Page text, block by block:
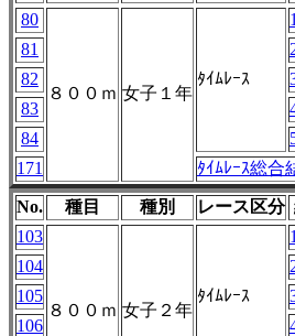
80
８００ｍ 女子１年
ﾀｲﾑﾚｰｽ
81
82
83
84
171
ﾀｲﾑﾚｰｽ総合
No. 種目 種別 レース区分
103
８００ｍ 女子２年
ﾀｲﾑﾚｰｽ
104
105
106